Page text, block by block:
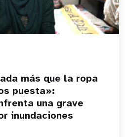
más que la ropa
puesta»:
una grave
inundaciones